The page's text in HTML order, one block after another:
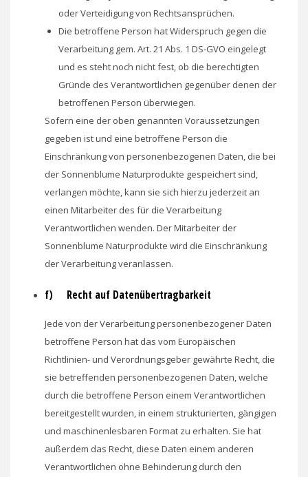
oder Verteidigung von Rechtsansprüchen.
Die betroffene Person hat Widerspruch gegen die
Verarbeitung gem. Art. 21 Abs. 1 DS-GVO eingelegt
und es steht noch nicht fest, ob die berechtigten
Gründe des Verantwortlichen gegenüber denen der
betroffenen Person überwiegen.
Sofern eine der oben genannten Voraussetzungen
gegeben ist und eine betroffene Person die
Einschränkung von personenbezogenen Daten, die bei
der Sonnenblume Naturprodukte gespeichert sind,
verlangen möchte, kann sie sich hierzu jederzeit an
einen Mitarbeiter des für die Verarbeitung
Verantwortlichen wenden. Der Mitarbeiter der
Sonnenblume Naturprodukte wird die Einschränkung
der Verarbeitung veranlassen.
f) Recht auf Datenübertragbarkeit
Jede von der Verarbeitung personenbezogener Daten
betroffene Person hat das vom Europäischen
Richtlinien- und Verordnungsgeber gewährte Recht, die
sie betreffenden personenbezogenen Daten, welche
durch die betroffene Person einem Verantwortlichen
bereitgestellt wurden, in einem strukturierten, gängigen
und maschinenlesbaren Format zu erhalten. Sie hat
außerdem das Recht, diese Daten einem anderen
Verantwortlichen ohne Behinderung durch den